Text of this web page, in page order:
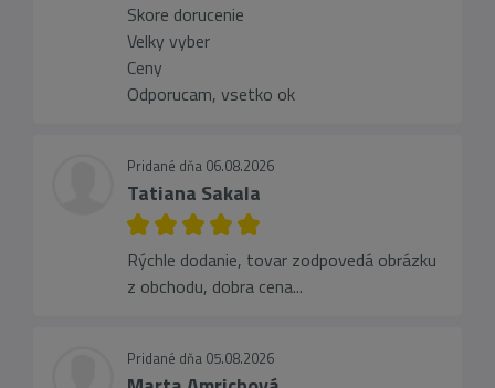
Skore dorucenie
Velky vyber
Ceny
Odporucam, vsetko ok
Pridané dňa 06.08.2026
Tatiana Sakala
Rýchle dodanie, tovar zodpovedá obrázku
z obchodu, dobra cena...
Pridané dňa 05.08.2026